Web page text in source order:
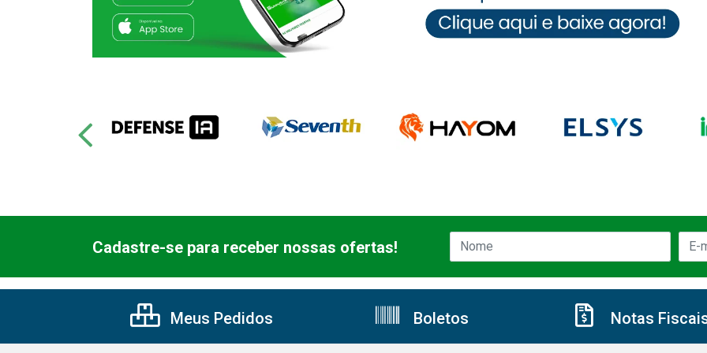
Cadastre-se para receber nossas ofertas!
Meus Pedidos Boletos Notas